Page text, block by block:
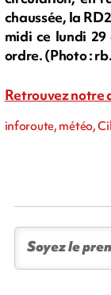
chaussée, la
midi ce lundi 29
ordre. (Photo :
Retrouvez notre
inforoute, météo,